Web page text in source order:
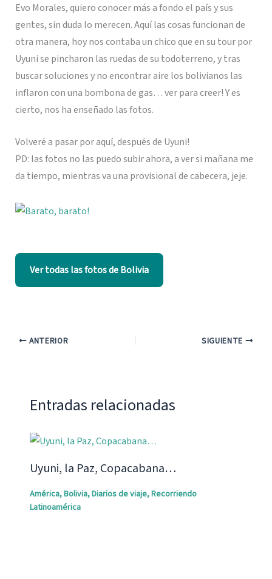
Evo Morales, quiero conocer más a fondo el país y sus
gentes, sin duda lo merecen. Aquí las cosas funcionan de
otra manera, hoy nos contaba un chico que en su tour por
Uyuni se pincharon las ruedas de su todoterreno, y tras
buscar soluciones y no encontrar aire los bolivianos las
inflaron con una bombona de gas… ver para creer! Y es
cierto, nos ha enseñado las fotos.
Volveré a pasar por aquí, después de Uyuni!
PD: las fotos no las puedo subir ahora, a ver si mañana me
da tiempo, mientras va una provisional de cabecera, jeje.
Ver todas las fotos de Bolivia
ANTERIOR SIGUIENTE
Entradas relacionadas
Uyuni, la Paz, Copacabana…
América,Bolivia,Diarios de viaje,Recorriendo
Latinoamérica